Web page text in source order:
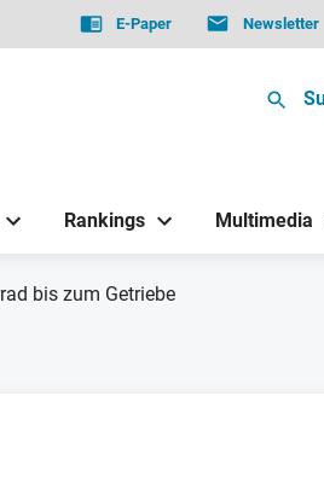
E-Paper Newsletter
Rankings Multimedia
bis zum Getriebe